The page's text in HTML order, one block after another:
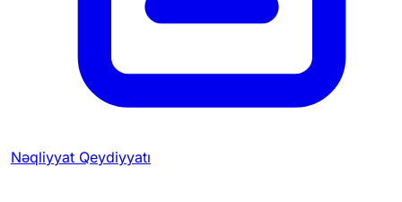
Nəqliyyat Qeydiyyatı